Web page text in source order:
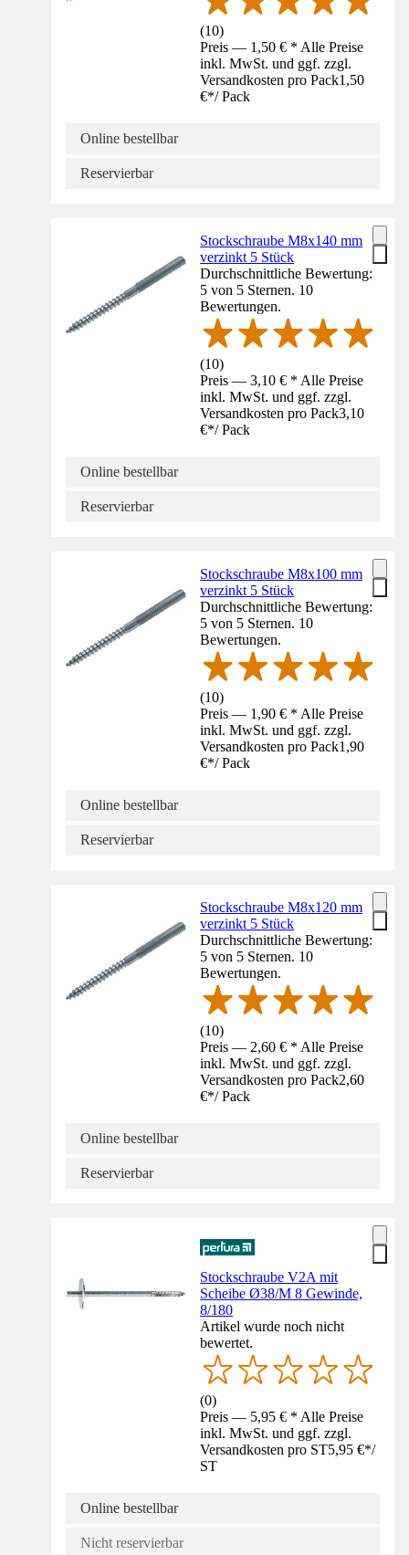
(10)
Preis — 1,50 € * Alle Preise
inkl. MwSt. und ggf. zzgl.
Versandkosten pro Pack1,50
€*/ Pack
Online bestellbar
Reservierbar
Stockschraube M8x140 mm
verzinkt 5 Stück
Durchschnittliche Bewertung:
5 von 5 Sternen. 10
Bewertungen.
(10)
Preis — 3,10 € * Alle Preise
inkl. MwSt. und ggf. zzgl.
Versandkosten pro Pack3,10
€*/ Pack
Online bestellbar
Reservierbar
Stockschraube M8x100 mm
verzinkt 5 Stück
Durchschnittliche Bewertung:
5 von 5 Sternen. 10
Bewertungen.
(10)
Preis — 1,90 € * Alle Preise
inkl. MwSt. und ggf. zzgl.
Versandkosten pro Pack1,90
€*/ Pack
Online bestellbar
Reservierbar
Stockschraube M8x120 mm
verzinkt 5 Stück
Durchschnittliche Bewertung:
5 von 5 Sternen. 10
Bewertungen.
(10)
Preis — 2,60 € * Alle Preise
inkl. MwSt. und ggf. zzgl.
Versandkosten pro Pack2,60
€*/ Pack
Online bestellbar
Reservierbar
Stockschraube V2A mit
Scheibe Ø38/M 8 Gewinde,
8/180
Artikel wurde noch nicht
bewertet.
(0)
Preis — 5,95 € * Alle Preise
inkl. MwSt. und ggf. zzgl.
Versandkosten pro ST5,95 €*/
ST
Online bestellbar
Nicht reservierbar